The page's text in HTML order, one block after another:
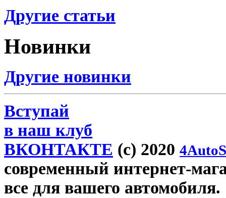
Другие статьи
Новинки
Другие новинки
Вступай
в наш клуб
ВКОНТАКТЕ (c) 2020
современный интернет-
все для вашего автомобиля.